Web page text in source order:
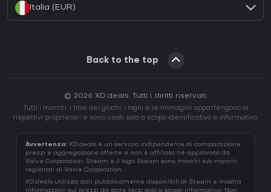
Italia (EUR)
Back to the top
© 2026 XD.deals. Tutti i diritti riservati.
Tutti i marchi, i titoli dei giochi, i loghi e le immagini appartengono ai
rispettivi proprietari e sono usati solo a scopo identificativo e informativo.
Avvertenza: XD.deals è un servizio indipendente di comparazione
prezzi e aggregazione offerte e non è affiliato né approvato da
Valve Corporation. Steam e il logo Steam sono marchi e/o marchi
registrati di Valve Corporation.
XD.deals utilizza dati pubblicamente disponibili di Steam e mostra
informazioni sui prezzi da store terzi solo a scopo informativo. Non